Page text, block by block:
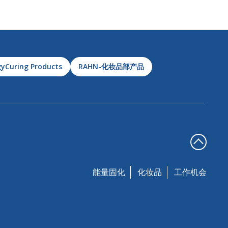
Products RAHN-化妆品部产品
能量固化 化妆品 工作机会